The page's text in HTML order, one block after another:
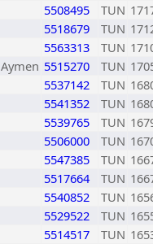
5508495 TUN
5518679 TUN
5563313 TUN
5515270 TUN
5537142 TUN
5541352 TUN
5539765 TUN
5506000 TUN
5547385 TUN
5517664 TUN
5540852 TUN
5529522 TUN
5514517 TUN